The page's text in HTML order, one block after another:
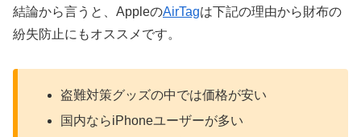
結論から言うと、AppleのAirTagは下記の理由から財布の
紛失防止にもオススメです。
盗難対策グッズの中では価格が安い
国内ならiPhoneユーザーが多い